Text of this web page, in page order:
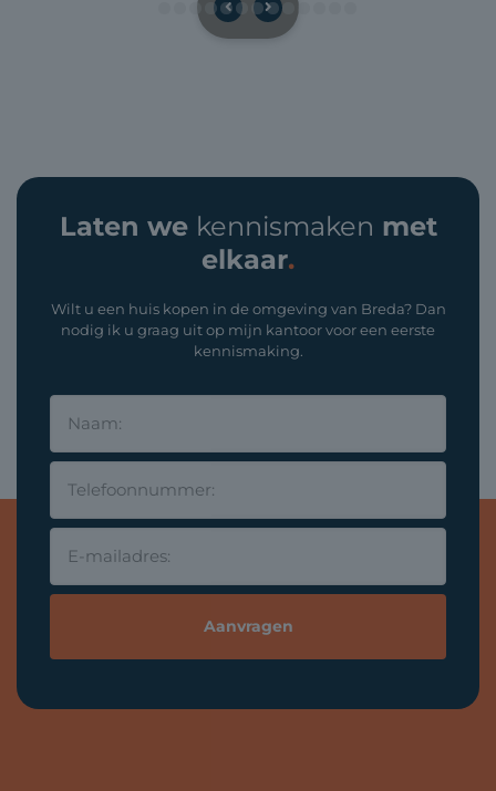
Laten we kennismaken met
elkaar.
Wilt u een huis kopen in de omgeving van Breda? Dan
nodig ik u graag uit op mijn kantoor voor een eerste
kennismaking.